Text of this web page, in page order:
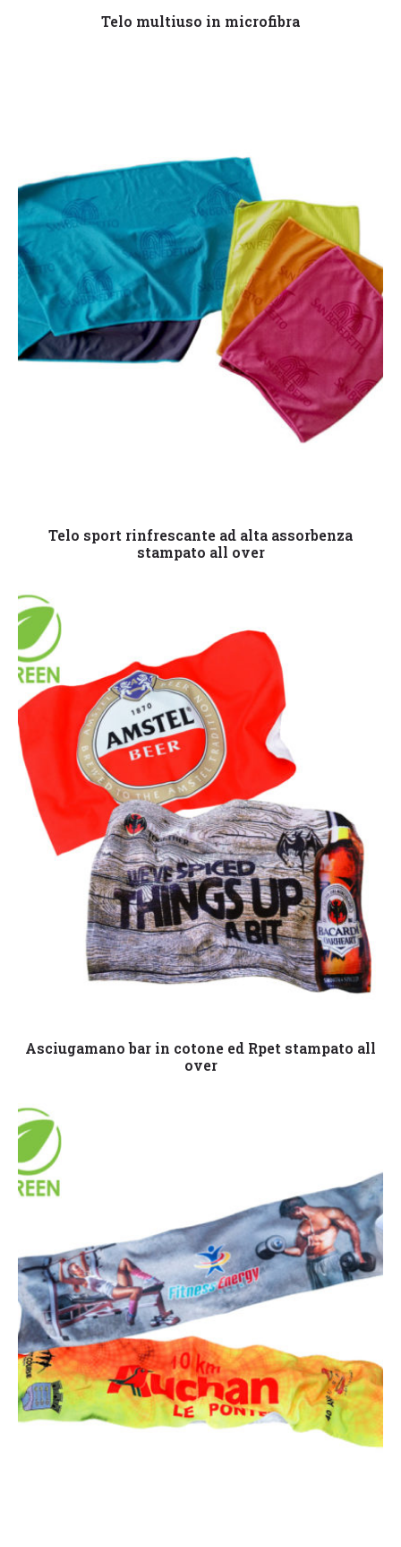
Leggi tutto
Telo multiuso in microfibra
Leggi tutto
Telo sport rinfrescante ad alta assorbenza
stampato all over
Leggi tutto
Asciugamano bar in cotone ed Rpet stampato all
over